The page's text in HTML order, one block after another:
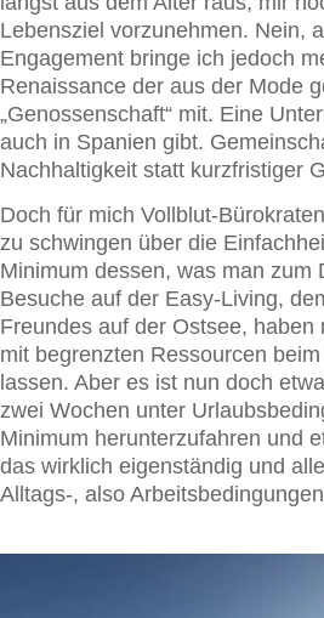
Lebensziel vorzunehmen. Nein,
Engagement bringe ich jedoch
Renaissance der aus der Mode
„Genossenschaft“ mit. Eine
auch in Spanien gibt.
Nachhaltigkeit statt kurzfristiger
Doch für mich Vollblut-
zu schwingen über die
Minimum dessen, was man zum
Besuche auf der Easy-Living,
Freundes auf der Ostsee, haben
mit begrenzten Ressourcen
lassen. Aber es ist nun doch
zwei Wochen unter
Minimum herunterzufahren und
das wirklich eigenständig und
Alltags-, also